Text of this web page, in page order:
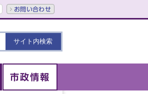
お問い合わせ
市政情報